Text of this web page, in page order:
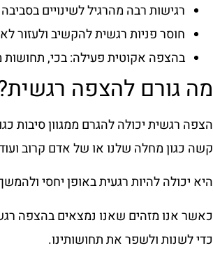
רגישות רבה מהרגיל לשינויים
חוסר פניות רגשית להקשיב ולעזור
בהצפה אקוטית פעילה: בכי, תחושות
מה גורם להצפה
הצפה רגשית יכולה להגרם ממגוון סיבות
קשה כגון מחלה שלנו או של אדם קרוב
היא יכולה להיות רגעית באופן יחסי
כאשר אנו מזהים שאנו נמצאים בהצפה
כדי לשנות ולשפר את תחושותינו.